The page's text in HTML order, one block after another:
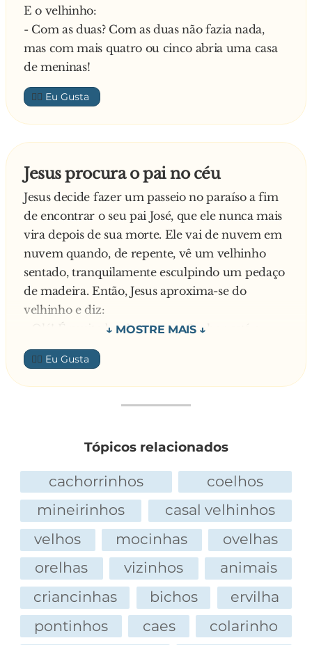
- Pelo amor de Deus, Maria! A casa a arder e tu
a pensares em s**...?!
E o velhinho:
- Com as duas? Com as duas não fazia nada,
mas com mais quatro ou cinco abria uma casa
de meninas!
👍🏼
Jesus procura o pai no céu
Jesus decide fazer um passeio no paraíso a fim
de encontrar o seu pai José, que ele nunca mais
vira depois de sua morte. Ele vai de nuvem em
nuvem quando, de repente, vê um velhinho
sentado, tranquilamente esculpindo um pedaço
de madeira. Então, Jesus aproxima-se do
velhinho e diz:
- Olá! É muito bonito o que o Senhor está a
fazer. O senhor fazia esculturas em madeira na
Terra?
- Sim. Eu era carpinteiro. – responde o
- Sim. Tive um filho, sem contudo ter
destino extraordinário e ele é até hoje muito
conhecido na Terra. – responde o velhinho.
Ao escutar aquelas palavras, os olhos de Jesus
encheram-se de lágrimas. Ele coloca a mão no
ombro do velhinho e diz com emoção:
- Papá !!!
E o velhinho responde:
- Pinóquio ??!!!
👍🏼
Tópicos relacionados
cachorrinhos
coelhos
mineirinhos
casal velhinhos
velhos
mocinhas
ovelhas
orelhas
vizinhos
animais
criancinhas
bichos
ervilha
pontinhos
caes
colarinho